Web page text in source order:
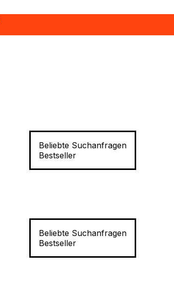
Beliebte Suchanfragen
Bestseller
Beliebte Suchanfragen
Bestseller